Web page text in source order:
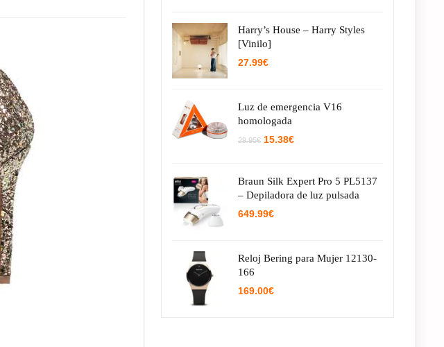
Harry’s House – Harry Styles
[Vinilo]
27.99€
Luz de emergencia V16
homologada
29.95€ El
29.95€.
15.38€El
15.38€.
Braun Silk Expert Pro 5 PL5137
– Depiladora de luz pulsada
649.99€
Reloj Bering para Mujer 12130-
166
169.00€